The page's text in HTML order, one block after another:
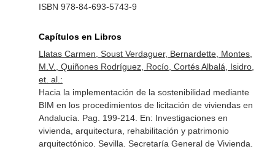
ISBN 978-84-693-5743-9
Capítulos en Libros
Llatas Carmen, Soust Verdaguer, Bernardette, Montes,
M.V., Quiñones Rodríguez, Rocío, Cortés Albalá, Isidro,
et. al.:
Hacia la implementación de la sostenibilidad mediante
BIM en los procedimientos de licitación de viviendas en
Andalucía. Pag. 199-214. En: Investigaciones en
vivienda, arquitectura, rehabilitación y patrimonio
arquitectónico. Sevilla. Secretaría General de Vivienda.